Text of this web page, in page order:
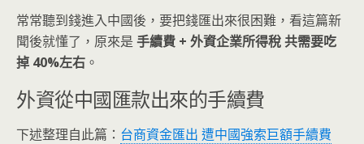
常常聽到錢進入中國後，要把錢匯出來很困難，看這篇新
聞後就懂了，原來是 手續費 + 外資企業所得稅 共需要吃
掉 40%左右 。
外資從中國匯款出來的手續費
下述整理自此篇： 台商資金匯出 遭中國強索巨額手續費